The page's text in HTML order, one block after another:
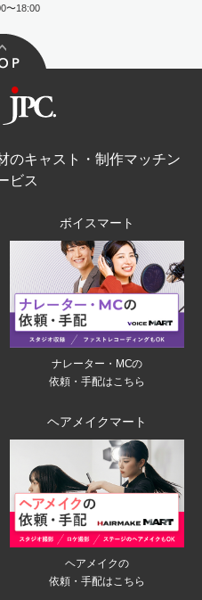
〜18:00
のキャスト・制作マッチン
ビス
ボイスマート
ナレーター・MCの
依頼・手配はこちら
ヘアメイクマート
ヘアメイクの
依頼・手配はこちら